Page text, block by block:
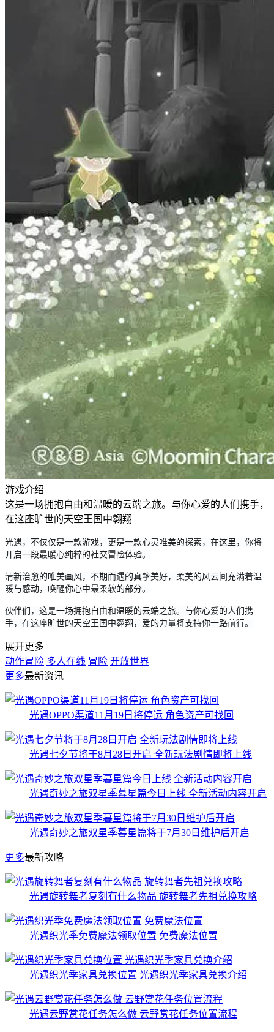
游戏介绍
这是一场拥抱自由和温暖的云端之旅。与你心爱的人们携手，
在这座旷世的天空王国中翱翔
光遇，不仅仅是一款游戏，更是一款心灵唯美的探索，在这里，你将
开启一段最暖心纯粹的社交冒险体验。
清新治愈的唯美画风，不期而遇的真挚美好，柔美的风云间充满着温
暖与感动，唤醒你心中最柔软的部分。
伙伴们，这是一场拥抱自由和温暖的云端之旅。与你心爱的人们携
手，在这座旷世的天空王国中翱翔，爱的力量将支持你一路前行。
展开更多
动作冒险 多人在线 冒险 开放世界
更多最新资讯
光遇OPPO渠道11月19日将停运 角色资产可找回
光遇七夕节将于8月28日开启 全新玩法剧情即将上线
光遇奇妙之旅双星季暮星篇今日上线 全新活动内容开启
光遇奇妙之旅双星季暮星篇将于7月30日维护后开启
更多最新攻略
光遇旋转舞者复刻有什么物品 旋转舞者先祖兑换攻略
光遇织光季免费魔法领取位置 免费魔法位置
光遇织光季家具兑换位置 光遇织光季家具兑换介绍
光遇云野赏花任务怎么做 云野赏花任务位置流程